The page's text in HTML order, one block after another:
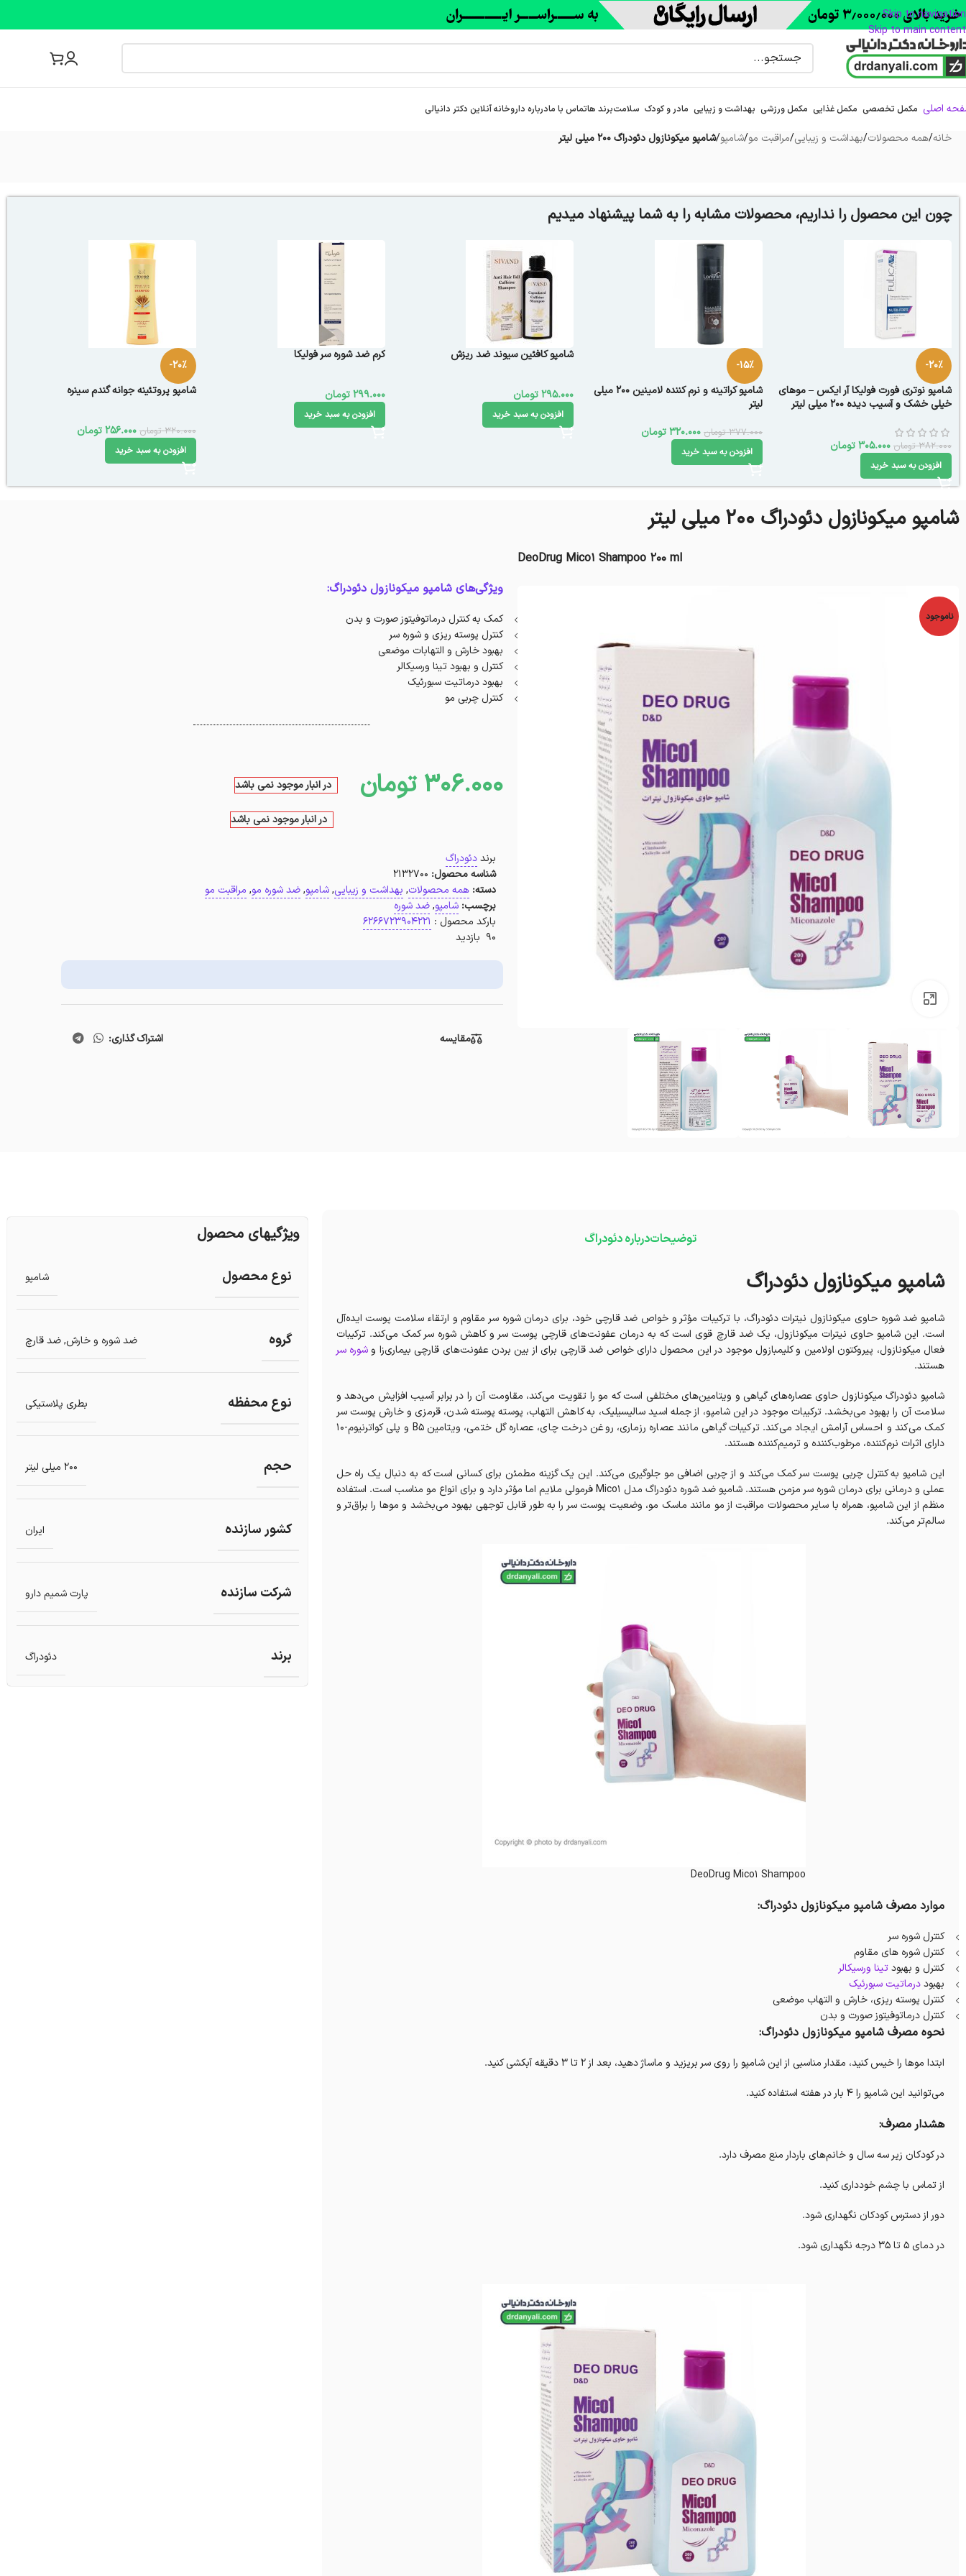
Skip to navigation
Skip to main content
اصلی مکمل تخصصی مکمل غذایی مکمل ورزشی بهداشت و زیبایی مادر و کودک سلامتبرند هاتماس با مادرباره‌ داروخانه آنلاین دکتر دانیالی
خانه/همه محصولات/بهداشت و زیبایی/مراقبت مو/شامپو/شامپو میکونازول دئودراگ 200 میلی لیتر
چون این محصول را نداریم، محصولات مشابه را به شما پیشنهاد میدیم
-20%
شامپو نوتری فورت فولیکا آر ایکس – موهای
خیلی خشک و آسیب دیده 200 میلی لیتر
382.000 تومان 305.000تومان
افزودن به سبد خرید
-15%
شامپو کراتینه و نرم کننده لامینین 200 میلی
لیتر
377.000 تومان 320.000 تومان
افزودن به سبد خرید
شامپو کافئین سیوند ضد ریزش
295.000 تومان
افزودن به سبد خرید
کرم ضد شوره سر فولیکا
299.000 تومان
افزودن به سبد خرید
-20%
شامپو پروتئینه جوانه گندم سینره
320.000 تومان 256.000تومان
افزودن به سبد خرید
شامپو میکونازول دئودراگ 200 میلی لیتر
DeoDrug Mico1 Shampoo 200 ml
ناموجود
ویژگی‌های شامپو میکونازول دئودراگ:
کمک به کنترل درماتوفیتوز صورت و بدن
کنترل پوسته ریزی و شوره سر
بهبود خارش و التهابات موضعی
کنترل و بهبود تینا ورسیکالر
بهبود درماتیت سبورئیک
کنترل چربی مو
306.000 تومان در انبار موجود نمی باشد
در انبار موجود نمی باشد
برنددئودراگ
شناسه محصول: 2132700
دسته: همه محصولات, بهداشت و زیبایی, شامپو, ضد شوره مو, مراقبت مو
برچسب: شامپو, ضد شوره
بارکد محصول : 6266723904221
90 بازدید
مقایسه اشتراک گذاری:
توضیحاتدرباره دئودراگ
شامپو میکونازول دئودراگ
شامپو ضد شوره حاوی میکونازول نیترات دئودراگ، با ترکیبات مؤثر و خواص ضد قارچی خود، برای درمان شوره سر مقاوم و ارتقاء سلامت پوست ایده‌آل
است. این شامپو حاوی نیترات میکونازول، یک ضد قارچ قوی است که به درمان عفونت‌های قارچی پوست سر و کاهش شوره سر کمک می‌کند. ترکیبات
فعال میکونازول، پیروکتون اولامین و کلیمبازول موجود در این محصول دارای خواص ضد قارچی برای از بین بردن عفونت‌های قارچی بیماری‌زا وشوره سر
هستند.
شامپو دئودراگ میکونازول حاوی عصاره‌های گیاهی و ویتامین‌های مختلفی است که مو را تقویت می‌کند، مقاومت آن را در برابر آسیب افزایش می‌دهد و
سلامت آن را بهبود می‌بخشد. ترکیبات موجود در این شامپو، از جمله اسید سالیسیلیک، به کاهش التهاب، پوسته پوسته شدن، قرمزی و خارش پوست سر
کمک می‌کند و احساس آرامش ایجاد می‌کند. ترکیبات گیاهی مانند عصاره رزماری، روغن درخت چای، عصاره گل ختمی، ویتامین B5 و پلی کواترنیوم-10
دارای اثرات نرم‌کننده، مرطوب‌کننده و ترمیم‌کننده هستند.
این شامپو به کنترل چربی پوست سر کمک می‌کند و از چربی اضافی مو جلوگیری می‌کند. این یک گزینه مطمئن برای کسانی است که به دنبال یک راه حل
عملی و درمانی برای درمان شوره سر مزمن هستند. شامپو ضد شوره دئودراگ مدل Mico1 فرمولی ملایم اما مؤثر دارد و برای انواع مو مناسب است. استفاده
منظم از این شامپو، همراه با سایر محصولات مراقبت از مو مانند ماسک مو، وضعیت پوست سر را به طور قابل توجهی بهبود می‌بخشد و موها را براق‌تر و
سالم‌تر می‌کند.
DeoDrug Mico1 Shampoo
موارد مصرف شامپو میکونازول دئودراگ:
کنترل شوره سر
کنترل شوره های مقاوم
کنترل و بهبودتینا ورسیکالر
بهبوددرماتیت سبورئیک
کنترل پوسته ریزی، خارش و التهاب موضعی
کنترل درماتوفیتوز صورت و بدن
نحوه مصرف شامپو میکونازول دئودراگ:
ابتدا موها را خیس کنید، مقدار مناسبی از این شامپو را روی سر بریزید و ماساژ دهید، بعد از 2 تا 3 دقیقه آبکشی کنید.
می‌توانید این شامپو را 4 بار در هفته استفاده کنید.
هشدار مصرف:
در کودکان زیر سه سال و خانم‌های باردار منع مصرف دارد.
از تماس با چشم خودداری کنید.
دور از دسترس کودکان نگهداری شود.
در دمای 5 تا 35 درجه نگهداری شود.
ویژگیهای محصول
نوع محصول شامپو
گروه ضد شوره و خارش,ضد قارچ
نوع محفظه بطری پلاستیکی
حجم 200 میلی لیتر
کشور سازنده ایران
شرکت سازنده پارت شمیم دارو
برند دئودراگ